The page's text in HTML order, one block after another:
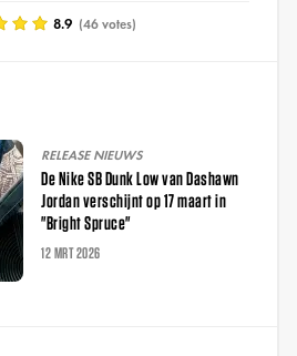
8.9 (46 votes)
RELEASE NIEUWS
De Nike SB Dunk Low van Dashawn
Jordan verschijnt op 17 maart in
"Bright Spruce"
12 MRT 2026